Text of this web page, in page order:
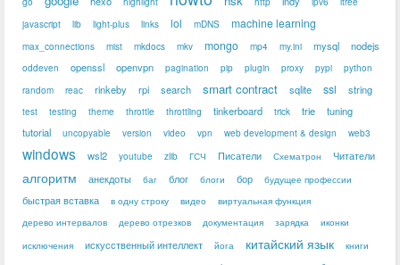
javascript
lib light-plus links lol mDNS machine learning
max_connections mist mkdocs mkv mongo mp4 my.ini mysql nodejs
oddeven openssl openvpn pagination pip plugin proxy pypi
python
random
reac rinkeby rpi search smart contract sqlite ssl string
test testing theme throttle throttling tinkerboard trick trie
tuning
tutorial
uncopyable version video vpn web development & design web3
windows wsl2 youtube zlib ГСЧ Писатели Схематрон Читатели
алгоритм анекдоты баг блог блоги бор будущее профессии
быстрая вставка в одну строку видео
виртуальная функция
дерево интервалов
дерево отрезков документация зарядка
иконки
исключения
искусственный интеллект йога китайский язык
книги